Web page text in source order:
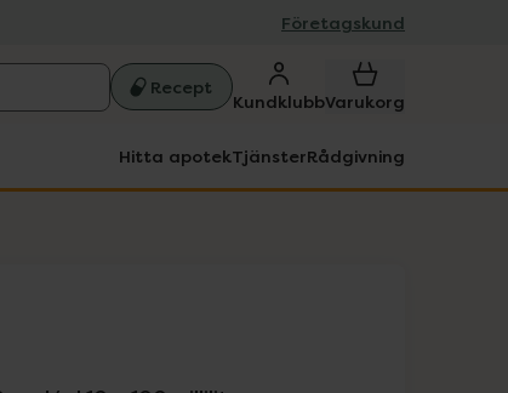
Företagskund
Recept
KundklubbVarukorg
Hitta apotekTjänsterRådgivning